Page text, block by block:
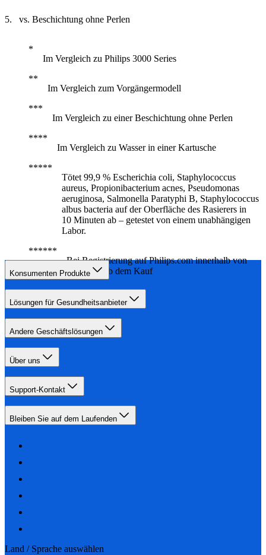
vs. Beschichtung ohne Perlen
Im Vergleich zu Philips 3000 Series
Im Vergleich zum Vorgängermodell
Im Vergleich zu einer Beschichtung ohne Perlen
Im Vergleich zu Wasser in einer Kartusche
Tötet 99,9 % Escherichia coli, Staphylococcus
aureus, Propionibacterium acnes, Pseudomonas
aeruginosa, Salmonella Paratyphi B, Staphylococcus
albus bacteria auf der Oberfläche des Rasierers in
10 Minuten ab – getestet von einem unabhängigen
Labor.
Bei Registrierung auf Philips.com innerhalb von
90 Tagen ab dem Kauf
Konsumenten Produkte
Lösungen für Gesundheitsanbieter
Andere Geschäftslösungen
Über uns
Support-Kontakt
Bleiben Sie auf dem Laufenden
Land / Sprache auswählen